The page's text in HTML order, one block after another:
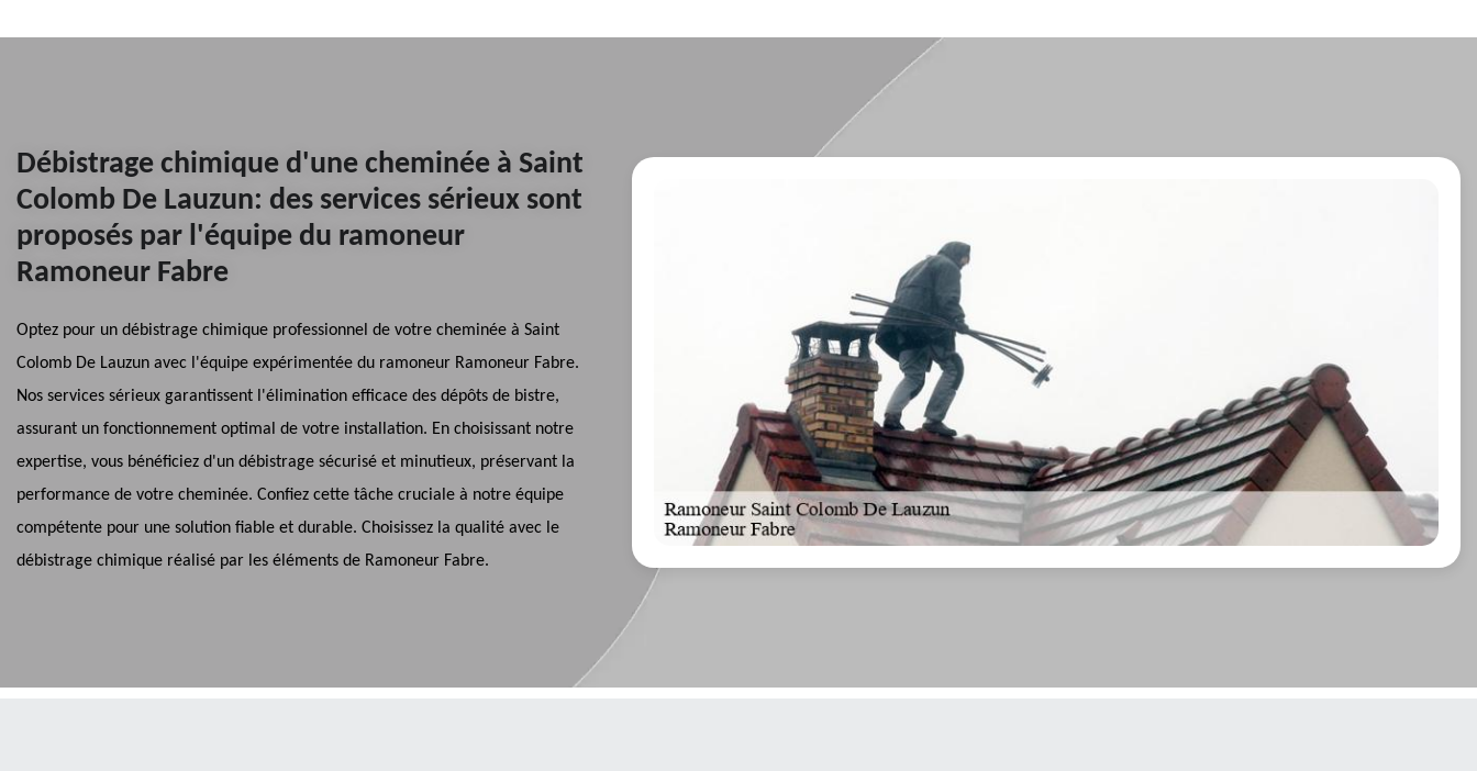
Débistrage chimique d'une cheminée à Saint
Colomb De Lauzun: des services sérieux sont
proposés par l'équipe du ramoneur
Ramoneur Fabre
Optez pour un débistrage chimique professionnel de votre cheminée à Saint
Colomb De Lauzun avec l'équipe expérimentée du ramoneur Ramoneur Fabre.
Nos services sérieux garantissent l'élimination efficace des dépôts de bistre,
assurant un fonctionnement optimal de votre installation. En choisissant notre
expertise, vous bénéficiez d'un débistrage sécurisé et minutieux, préservant la
performance de votre cheminée. Confiez cette tâche cruciale à notre équipe
compétente pour une solution fiable et durable. Choisissez la qualité avec le
débistrage chimique réalisé par les éléments de Ramoneur Fabre.